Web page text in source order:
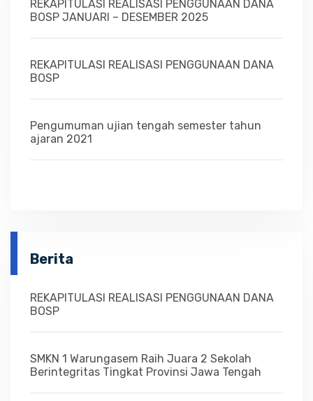
REKAPITULASI REALISASI PENGGUNAAN DANA
BOSP JANUARI – DESEMBER 2025
REKAPITULASI REALISASI PENGGUNAAN DANA
BOSP
Pengumuman ujian tengah semester tahun
ajaran 2021
Berita
REKAPITULASI REALISASI PENGGUNAAN DANA
BOSP
SMKN 1 Warungasem Raih Juara 2 Sekolah
Berintegritas Tingkat Provinsi Jawa Tengah